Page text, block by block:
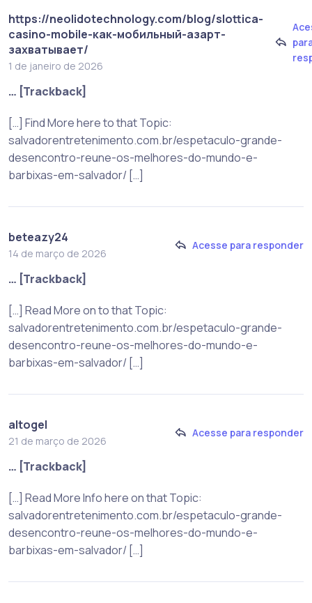
https://neolidotechnology.com/blog/slottica-
casino-mobile-как-мобильный-азарт-
захватывает/
1 de janeiro de 2026
… [Trackback]
[…] Find More here to that Topic:
salvadorentretenimento.com.br/espetaculo-grande-
desencontro-reune-os-melhores-do-mundo-e-
barbixas-em-salvador/ […]
beteazy24
14 de março de 2026
Acesse para responder
… [Trackback]
[…] Read More on to that Topic:
salvadorentretenimento.com.br/espetaculo-grande-
desencontro-reune-os-melhores-do-mundo-e-
barbixas-em-salvador/ […]
altogel
21 de março de 2026
Acesse para responder
… [Trackback]
[…] Read More Info here on that Topic:
salvadorentretenimento.com.br/espetaculo-grande-
desencontro-reune-os-melhores-do-mundo-e-
barbixas-em-salvador/ […]